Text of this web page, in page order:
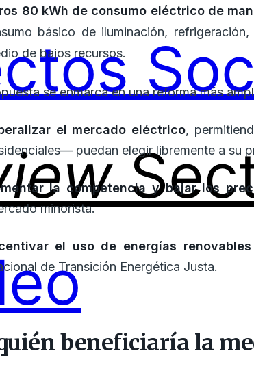
80 kWh de consumo eléctrico de
básico de iluminación,
de bajos recursos.
se enmarca en una reforma más
el mercado eléctrico,
puedan elegir libremente a su
la competencia y bajar los
minorista.
el uso de energías renovables
de Transición Energética Justa.
beneficiaría la